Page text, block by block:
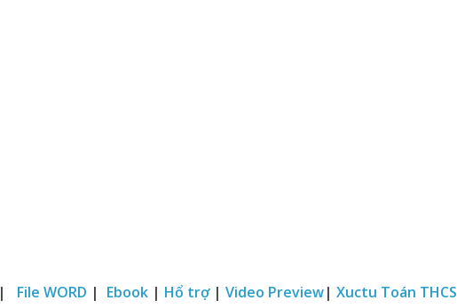
| File WORD | Ebook | Hổ trợ| Video Preview| Xuctu Toán THCS